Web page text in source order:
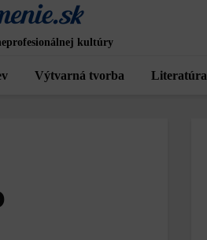
kultúry
Výtvarná tvorba Literatúra